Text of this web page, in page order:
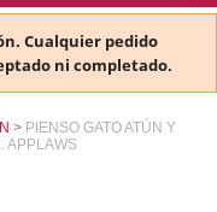
Cualquier pedido
ni completado.
PIENSO GATO ATÚN Y
APPLAWS